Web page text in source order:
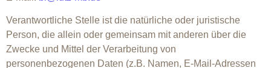
Verantwortliche Stelle ist die natürliche oder juristische
Person, die allein oder gemeinsam mit anderen über die
Zwecke und Mittel der Verarbeitung von
personenbezogenen Daten (z.B. Namen, E-Mail-Adressen